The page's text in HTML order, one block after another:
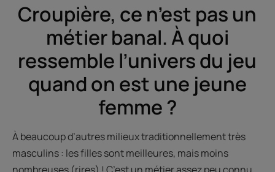
Croupière, ce n’est pas un
métier banal. À quoi
ressemble l’univers du jeu
quand on est une jeune
femme ?
À beaucoup d’autres milieux traditionnellement très
masculins : les filles sont meilleures, mais moins